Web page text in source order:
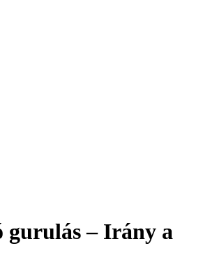
gurulás – Irány a